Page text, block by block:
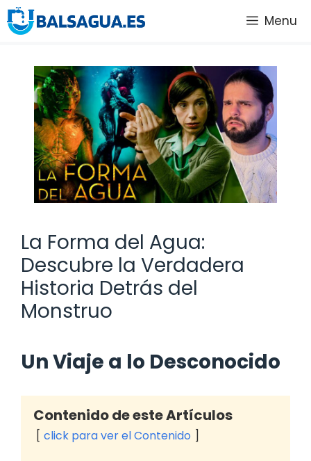
Saltar
al
Menu
La Forma del Agua:
Descubre la Verdadera
Historia Detrás del
Monstruo
Un Viaje a lo Desconocido
Contenido de este Artículos
click para ver el Contenido